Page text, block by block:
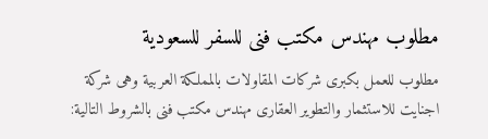
مطلوب مهندس مكتب فنى للسفر للسعودية
مطلوب للعمل بكبرى شركات المقاولات بالمملكة العربية وهى شركة
اجنايت للاستثمار والتطوير العقارى مهندس مكتب فنى بالشروط التالية: